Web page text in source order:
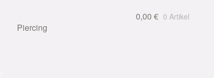
Piercing
0,00 € 0 Artikel